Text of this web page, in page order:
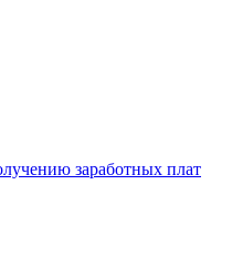
заработных плат